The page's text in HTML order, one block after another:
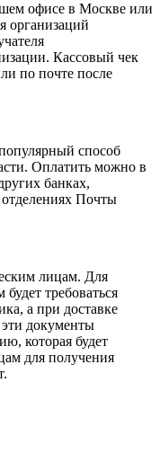
офисе в Москве или
организаций
Кассовый чек
по почте после
способ
Оплатить можно в
банках,
Почты
лицам. Для
требоваться
а при доставке
документы
которая будет
для получения